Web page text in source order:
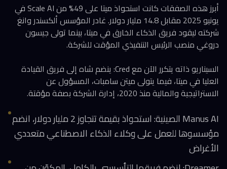
أبرز هذه الصفقات كانت استحواذ ميتا على 49% من Scale AI في
يونيو 2025 مقابل 14.8 مليار دولار. غادر المؤسس ألكسندر وانغ
شركته ليقود فريق الذكاء الخارق في ميتا، بينما تولى جيسون
دروغي منصب الرئيس التنفيذي المؤقت للشركة.
السيناريو ذاته يتكرر الآن مع Cred: ينضم شاه إلى فريق القيادة
العليا في ميتا، فيما يتولى ميتن سامبات، المسؤول عن
الاستراتيجية والمالية منذ 2020، إدارة الشركة بصفة مؤقتة.
Manus AI الصينية: استحواذ بقيمة تتجاوز 2 مليار دولار، انضم
مؤسسوها للعمل على وكلاء الذكاء الاصطناعي متعددي
الأغراض